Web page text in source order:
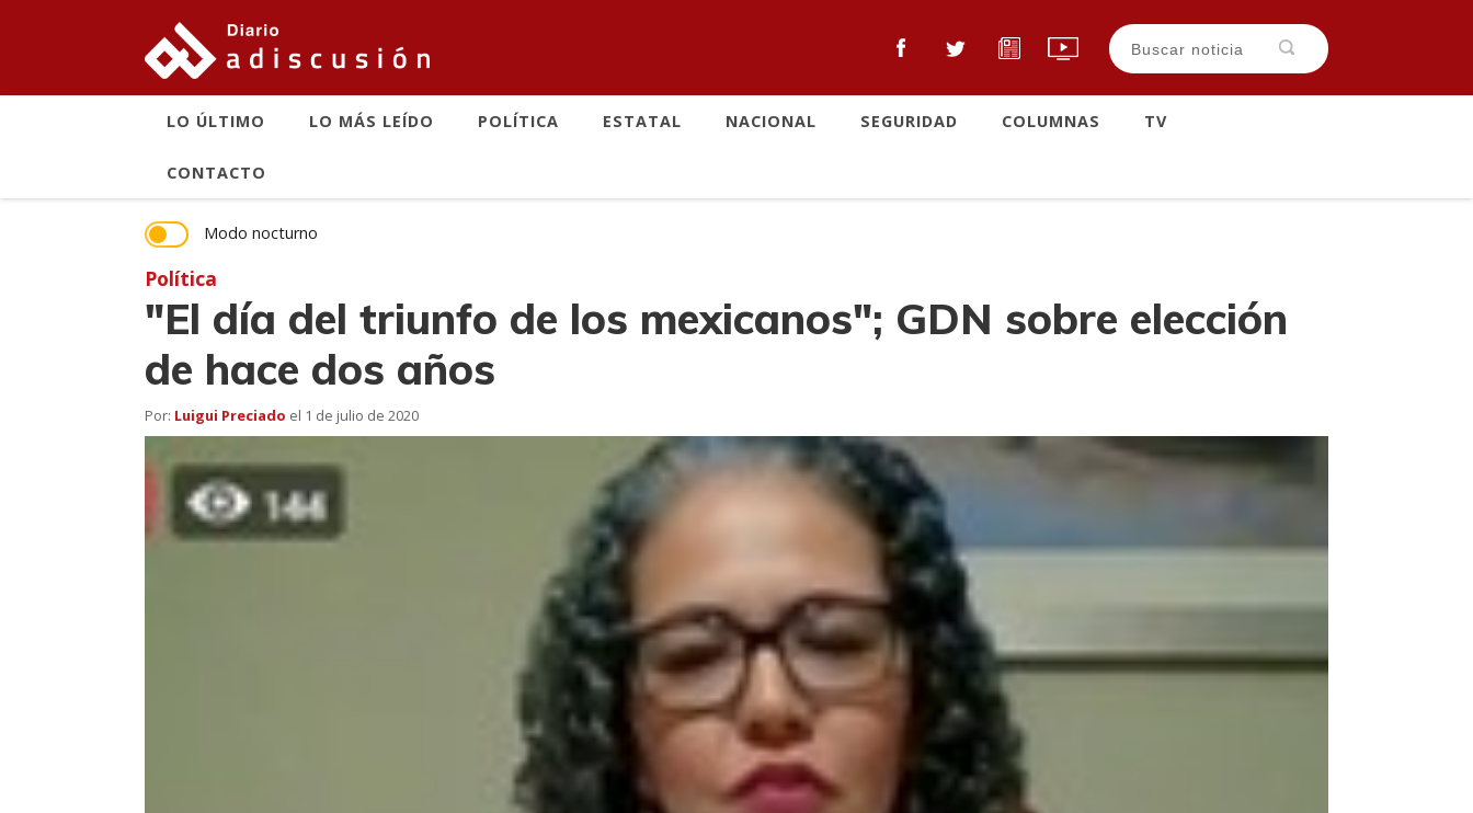
LO ÚLTIMO LO MÁS LEÍDO POLÍTICA ESTATAL NACIONAL SEGURIDAD COLUMNAS TV
CONTACTO
Modo nocturno
Política
"El día del triunfo de los mexicanos"; GDN sobre elección
de hace dos años
Por: Luigui Preciado el 1 de julio de 2020